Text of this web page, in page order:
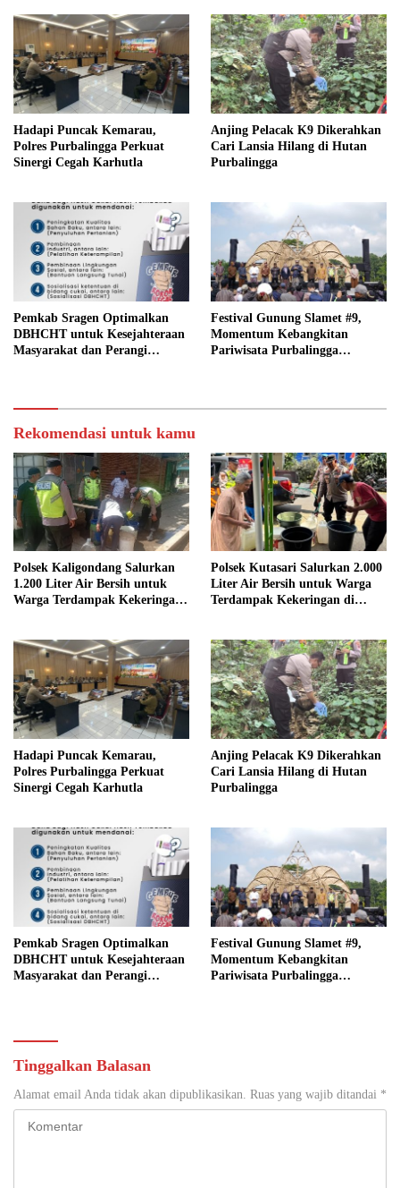
Hadapi Puncak Kemarau,
Polres Purbalingga Perkuat
Sinergi Cegah Karhutla
Anjing Pelacak K9 Dikerahkan
Cari Lansia Hilang di Hutan
Purbalingga
Pemkab Sragen Optimalkan
DBHCHT untuk Kesejahteraan
Masyarakat dan Perangi
Festival Gunung Slamet #9,
Momentum Kebangkitan
Pariwisata Purbalingga
Rekomendasi untuk kamu
Polsek Kaligondang Salurkan
1.200 Liter Air Bersih untuk
Warga Terdampak Kekeringan
Polsek Kutasari Salurkan 2.000
Liter Air Bersih untuk Warga
Terdampak Kekeringan di
Hadapi Puncak Kemarau,
Polres Purbalingga Perkuat
Sinergi Cegah Karhutla
Anjing Pelacak K9 Dikerahkan
Cari Lansia Hilang di Hutan
Purbalingga
Pemkab Sragen Optimalkan
DBHCHT untuk Kesejahteraan
Masyarakat dan Perangi
Festival Gunung Slamet #9,
Momentum Kebangkitan
Pariwisata Purbalingga
Tinggalkan Balasan
Alamat email Anda tidak akan dipublikasikan. Ruas yang wajib ditandai *